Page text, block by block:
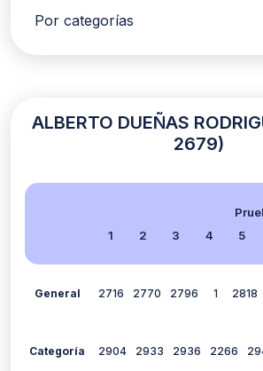
Por categorías
ALBERTO DUEÑAS
2679)
1
2 3 4 5
General 2716 2770 2796 1 2818
Categoría 2904 2933 2936 2266